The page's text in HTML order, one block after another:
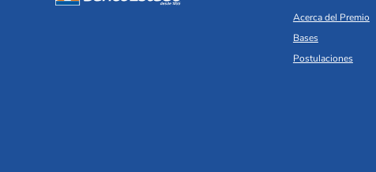
Acerca del Premio
Bases
Postulaciones